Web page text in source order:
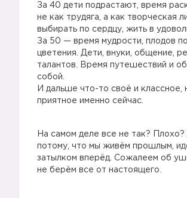
За 40 дети подрастают, время
не как трудяга, а как творческая
выбирать по сердцу, жить в
За 50 — время мудрости, плодов
цветения. Дети, внуки, общение,
талантов. Время путешествий и
собой.
И дальше что-то своё и классное,
приятное именно сейчас.
На самом деле все не так? Плохо?
потому, что мы живём прошлым,
затылком вперёд. Сожалеем об
не берём все от настоящего.